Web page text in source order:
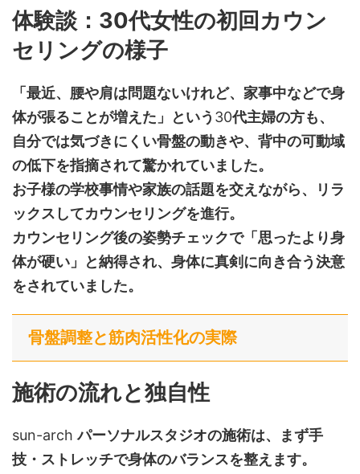
体験談：30代女性の初回カウン
セリングの様子
「最近、腰や肩は問題ないけれど、家事中などで身
体が張ることが増えた」という 30代主婦の方も、
自分では気づきにくい骨盤の動きや、背中の可動域
の低下を指摘されて驚かれていました。
お子様の学校事情や家族の話題を交えながら、リラ
ックスしてカウンセリングを進行。
カウンセリング後の姿勢チェックで「思ったより身
体が硬い」と納得され、身体に真剣に向き合う決意
をされていました。
骨盤調整と筋肉活性化の実際
施術の流れと独自性
sun-archパーソナルスタジオの施術は、まず手
技・ストレッチで身体のバランスを整えます。